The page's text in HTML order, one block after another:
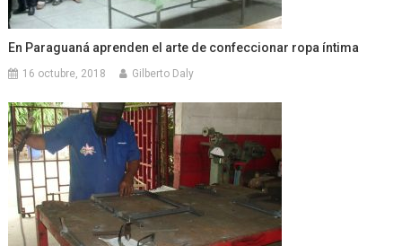
En Paraguaná aprenden el arte de confeccionar ropa íntima
16 octubre, 2018 Gilberto Daly